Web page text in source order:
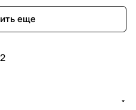
еще
2